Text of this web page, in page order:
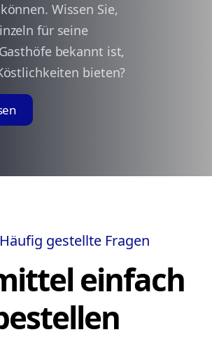
Wissen Sie,
für seine
bekannt ist,
bieten?
gestellte Fragen
einfach